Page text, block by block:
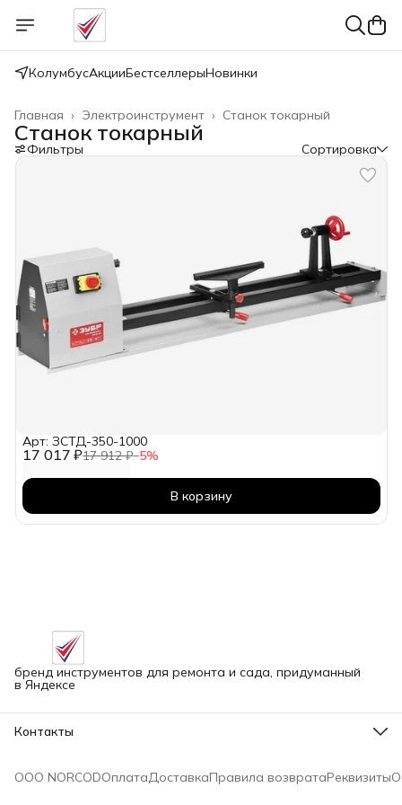
КолумбусАкцииБестселлерыНовинки
Станок токарный
Электроинструмент ›
Главная ›
Станок токарный
Фильтры Сортировка
17 017 ₽17 912 ₽−5%
Арт: ЗСТД-350-1000
В корзину
бренд инструментов для ремонта и сада, придуманный
в Яндексе
Контакты
Телефон
ООО NORCODОплатаДоставкаПравила возвратаРеквизиты